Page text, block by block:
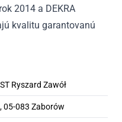
2014 a DEKRA
kvalitu garantovanú
Ryszard Zawół
05-083 Zaborów